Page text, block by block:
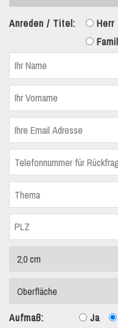
Anreden / Titel: Herr
Aufmaß: Ja